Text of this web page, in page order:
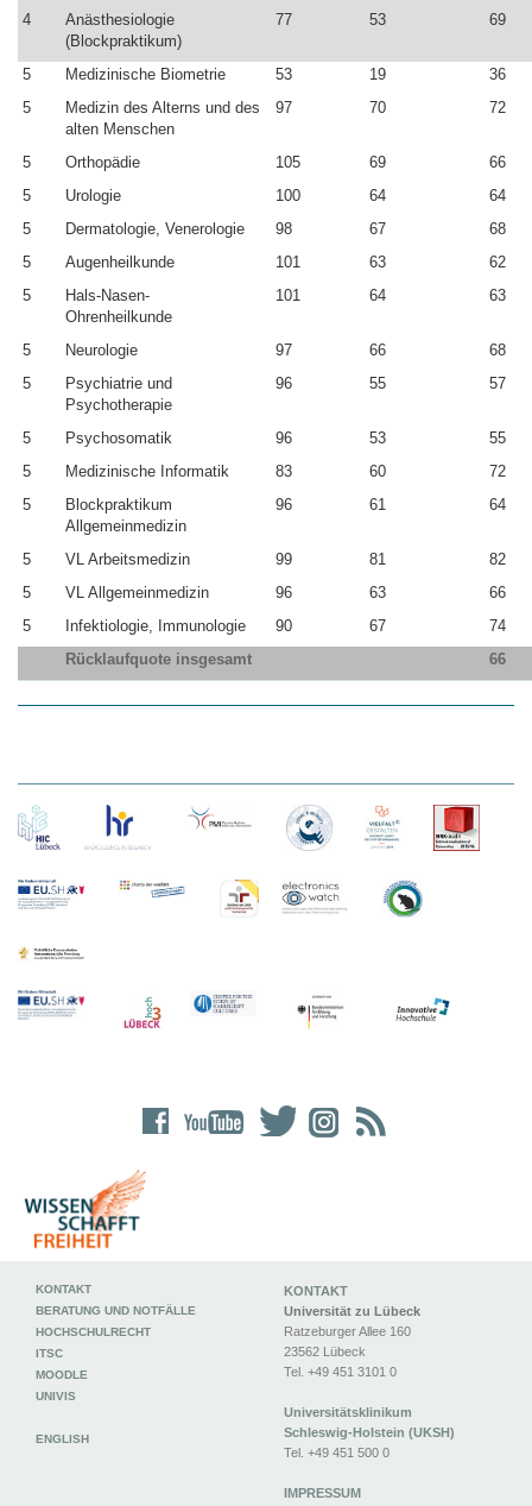
4
Anästhesiologie
(Blockpraktikum)
77 53 69
5 Medizinische Biometrie 53 19
36
5
Medizin des Alterns und des
alten Menschen
97 70 72
5 Orthopädie 105 69
66
5
Urologie 100 64
64
5
Dermatologie, Venerologie 98 67
68
5
Augenheilkunde 101 63
62
5
Hals-Nasen-
Ohrenheilkunde
101 64 63
5 Neurologie 97 66
68
5
Psychiatrie und
Psychotherapie
96 55 57
5 Psychosomatik 96 53
55
5
Medizinische Informatik 83 60
72
5
Blockpraktikum
Allgemeinmedizin
96 61 64
5 VL Arbeitsmedizin 99 81
82
5
VL Allgemeinmedizin 96 63
66
5
Infektiologie, Immunologie 90 67
74
Rücklaufquote insgesamt
66
KONTAKT
Universität zu Lübeck
Ratzeburger Allee 160
23562 Lübeck
Tel. +49 451 3101 0
Universitätsklinikum
Schleswig-Holstein (UKSH)
Tel. +49 451 500 0
IMPRESSUM
KONTAKT
BERATUNG UND NOTFÄLLE
HOCHSCHULRECHT
ITSC
MOODLE
UNIVIS
ENGLISH